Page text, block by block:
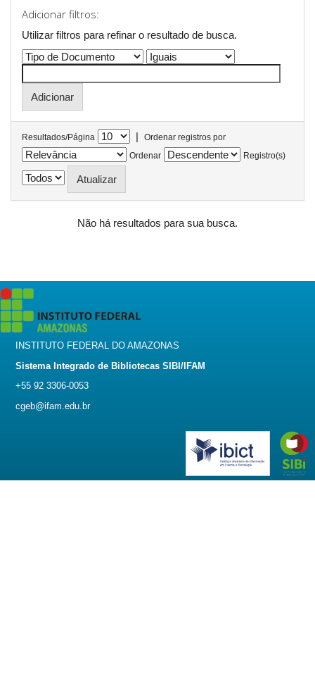
Adicionar filtros:
Utilizar filtros para refinar o resultado de busca.
Resultados/Página |
Ordenar registros por
Ordenar
Registro(s)
Não há resultados para sua busca.
INSTITUTO FEDERAL DO AMAZONAS
Sistema Integrado de Bibliotecas SIBI/IFAM
+55 92 3306-0053
cgeb@ifam.edu.br